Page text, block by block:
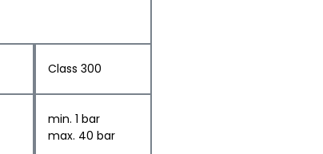
Class 300
min. 1 bar
max. 40 bar